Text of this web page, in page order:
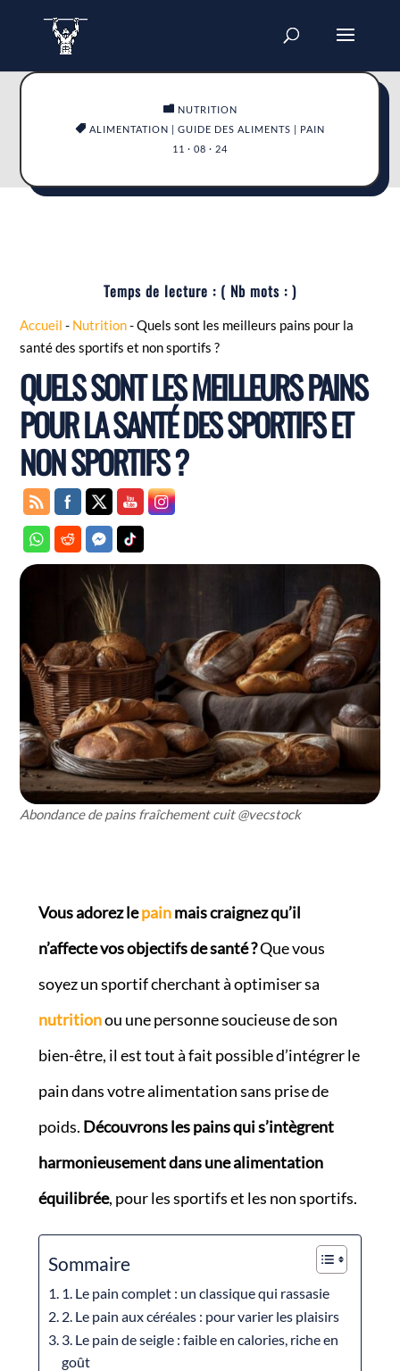
 NUTRITION
 ALIMENTATION | GUIDE DES ALIMENTS | PAIN
11 · 08 · 24
Temps de lecture : ( Nb mots : )
Accueil - Nutrition-Quels sont les meilleurs pains pour la
santé des sportifs et non sportifs ?
QUELS SONT LES MEILLEURS PAINS
POUR LA SANTÉ DES SPORTIFS ET
NON SPORTIFS ?
Abondance de pains fraîchement cuit @vecstock
Vous adorez lepainmais craignez qu’il
n’affecte vos objectifs de santé ?Que vous
soyez un sportif cherchant à optimiser sa
nutritionou une personne soucieuse de son
bien-être, il est tout à fait possible d’intégrer le
pain dans votre alimentation sans prise de
poids. Découvrons les pains qui s’intègrent
harmonieusement dans une alimentation
équilibrée, pour les sportifs et les non sportifs.
Sommaire
1. Le pain complet : un classique qui rassasie
2. Le pain aux céréales : pour varier les plaisirs
3. Le pain de seigle : faible en calories, riche en
goût